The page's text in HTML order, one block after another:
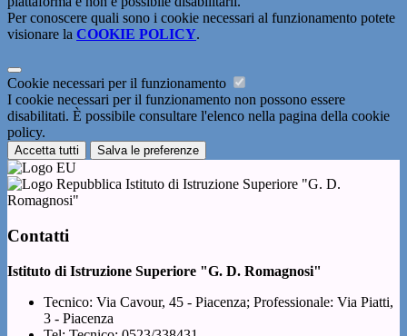
Per conoscere quali sono i cookie necessari al funzionamento potete
visionare la COOKIE POLICY.
Cookie necessari per il funzionamento
I cookie necessari per il funzionamento non possono essere
disabilitati. È possibile consultare l'elenco nella pagina della cookie
policy.
Accetta tutti Salva le preferenze
Istituto di Istruzione Superiore "G. D.
Romagnosi"
Contatti
Istituto di Istruzione Superiore "G. D. Romagnosi"
Tecnico: Via Cavour, 45 - Piacenza; Professionale: Via Piatti,
3 - Piacenza